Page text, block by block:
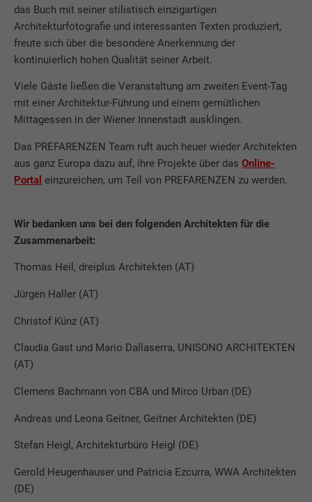
das Buch mit seiner stilistisch einzigartigen
Architekturfotografie und interessanten Texten produziert,
freute sich über die besondere Anerkennung der
kontinuierlich hohen Qualität seiner Arbeit.
Viele Gäste ließen die Veranstaltung am zweiten Event-Tag
mit einer Architektur-Führung und einem gemütlichen
Mittagessen in der Wiener Innenstadt ausklingen.
Das PREFARENZEN Team ruft auch heuer wieder Architekten
aus ganz Europa dazu auf, ihre Projekte über dasOnline-
Portal einzureichen, um Teil von PREFARENZEN zu werden.
Wir bedanken uns bei den folgenden Architekten für die
Zusammenarbeit:
Thomas Heil, dreiplus Architekten (AT)
Jürgen Haller (AT)
Christof Künz (AT)
Claudia Gast und Mario Dallaserra, UNISONO ARCHITEKTEN
(AT)
Clemens Bachmann von CBA und Mirco Urban (DE)
Andreas und Leona Geitner, Geitner Architekten (DE)
Stefan Heigl, Architekturbüro Heigl (DE)
Gerold Heugenhauser und Patricia Ezcurra, WWA Architekten
(DE)